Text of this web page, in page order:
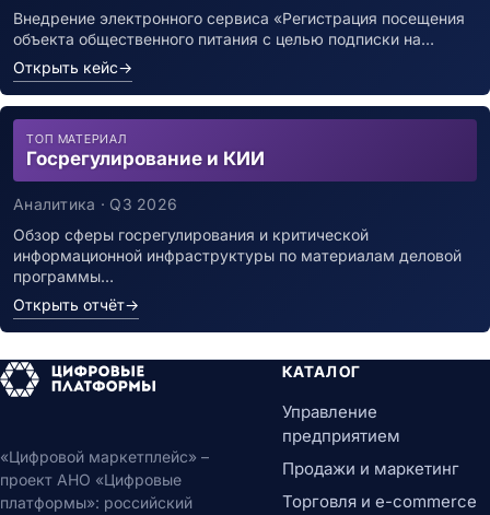
Внедрение электронного сервиса «Регистрация посещения
объекта общественного питания с целью подписки на…
Открыть кейс→
ТОП МАТЕРИАЛ
Госрегулирование и КИИ
Аналитика · Q3 2026
Обзор сферы госрегулирования и критической
информационной инфраструктуры по материалам деловой
программы…
Открыть отчёт→
«Цифровой маркетплейс» –
проект АНО «Цифровые
платформы»: российский
КАТАЛОГ
Управление
предприятием
Продажи и маркетинг
Торговля и e-commerce